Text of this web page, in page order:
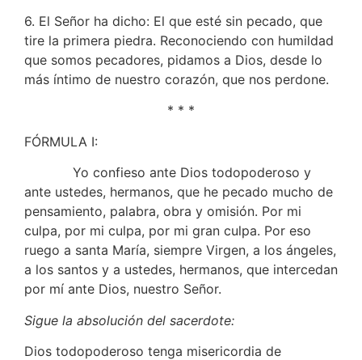
6. El Señor ha dicho: El que esté sin pecado, que
tire la primera piedra. Reconociendo con humildad
que somos pecadores, pidamos a Dios, desde lo
más íntimo de nuestro corazón, que nos perdone.
* * *
FÓRMULA I:
Yo confieso ante Dios todopoderoso y
ante ustedes, hermanos, que he pecado mucho de
pensamiento, palabra, obra y omisión. Por mi
culpa, por mi culpa, por mi gran culpa. Por eso
ruego a santa María, siempre Virgen, a los ángeles,
a los santos y a ustedes, hermanos, que intercedan
por mí ante Dios, nuestro Señor.
Sigue la absolución del sacerdote:
Dios todopoderoso tenga misericordia de